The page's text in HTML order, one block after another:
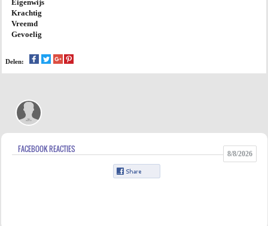
Eigenwijs
Krachtig
Vreemd
Gevoelig
Delen:
FACEBOOK REACTIES 8/8/2026